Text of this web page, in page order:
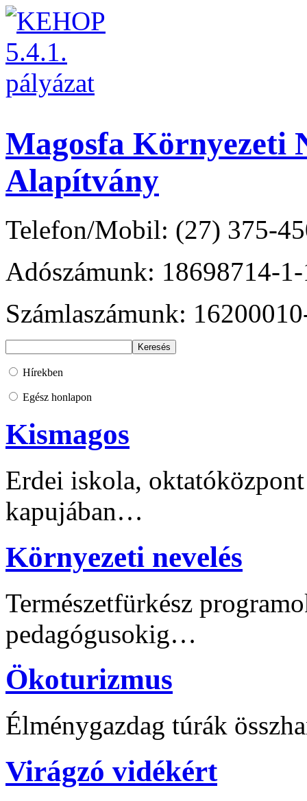
Magosfa Környezeti
Alapítvány
Telefon/Mobil: (27) 375-
Adószámunk: 18698714-
Számlaszámunk:
Hírekben
Egész honlapon
Kismagos
Erdei iskola,
kapujában…
Környezeti nevelés
Természetfürkész
pedagógusokig…
Ökoturizmus
Élménygazdag túrák
Virágzó vidékért